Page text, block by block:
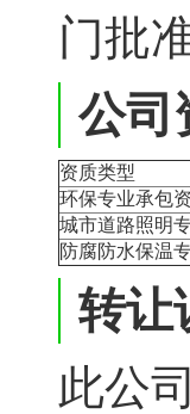
门批
公司
资质类型
环保专业承包
城市道路照明
防腐防水保温
转让
此公